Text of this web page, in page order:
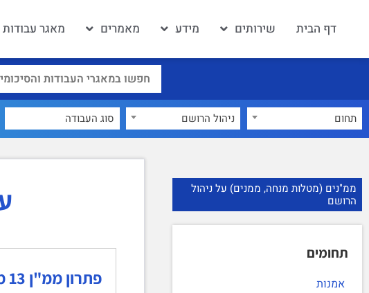
דף הבית שירותים מידע מאמרים מאגר
תחום ניהול הרושם
ממ"נים (מטלות מנחה, ממנים) על ניהול
הרושם
תחומים
אמנות
פתרון ממ"ן 13 מבוא לסוציולוגיה